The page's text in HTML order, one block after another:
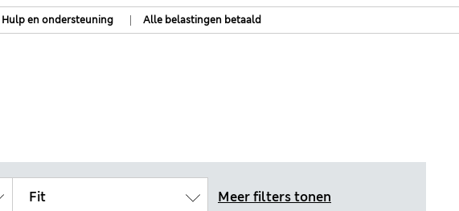
Hulp en ondersteuning | Alle belastingen betaald
Fit Meer filters tonen